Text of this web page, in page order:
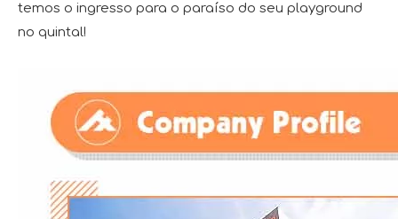
temos o ingresso para o paraíso do seu playground
no quintal!